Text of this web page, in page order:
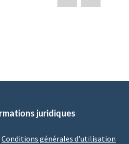
juridiques
Conditions générales d’utilisation